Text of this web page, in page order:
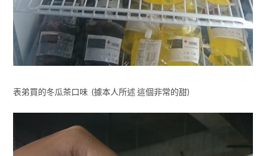
表弟買的冬瓜茶口味 (據本人所述 這個非常的甜)